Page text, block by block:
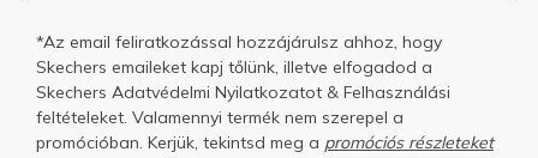
*Az email feliratkozással hozzájárulsz ahhoz, hogy
Skechers emaileket kapj tőlünk, illetve elfogadod a
Skechers Adatvédelmi Nyilatkozatot & Felhasználási
feltételeket. Valamennyi termék nem szerepel a
promócióban. Kerjük, tekintsd meg a promóciós részleteket